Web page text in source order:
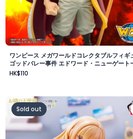
ワンピース メガワールドコレクタブルフィギ
ゴッドバレー事件 エドワード・ニューゲート-
HK$110
ルマーチング～vol.1
お隣の天使様にいつの間にか駄目
Sold out